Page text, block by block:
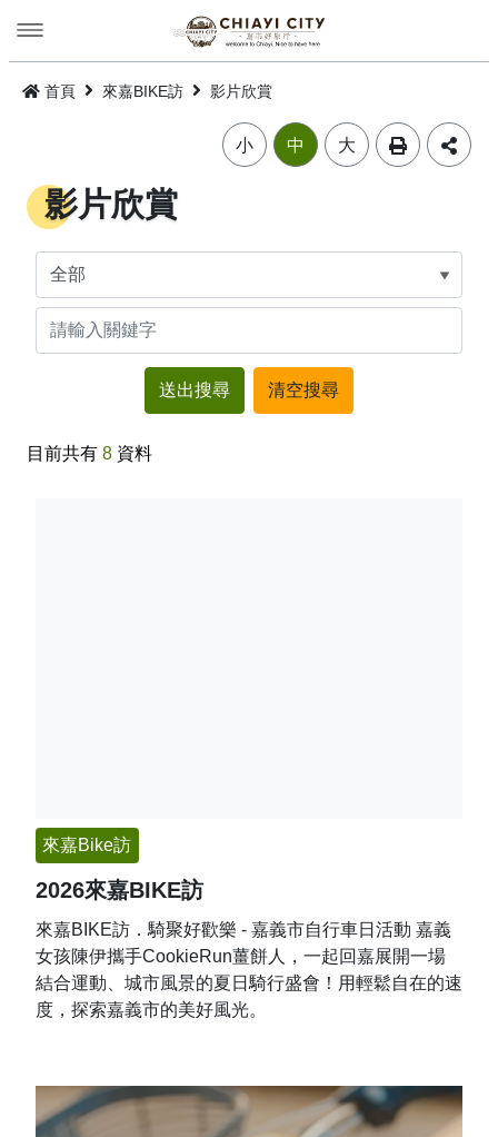
到
要
來嘉BIKE訪．騎聚好歡樂 2026 嘉義市自行車日活動
環市自行車遊程
影片欣賞
嘉義市人本交通
語言版本
中文版
简中版
網站導覽
嘉義市政府
首頁 來嘉BIKE訪 影片欣賞
小 中 大
影片欣賞
目前共有 8 資料
來嘉Bike訪
2026來嘉BIKE訪
來嘉BIKE訪．騎聚好歡樂 - 嘉義市自行車日活動 嘉義
女孩陳伊攜手CookieRun薑餅人，一起回嘉展開一場
結合運動、城市風景的夏日騎行盛會！用輕鬆自在的速
度，探索嘉義市的美好風光。